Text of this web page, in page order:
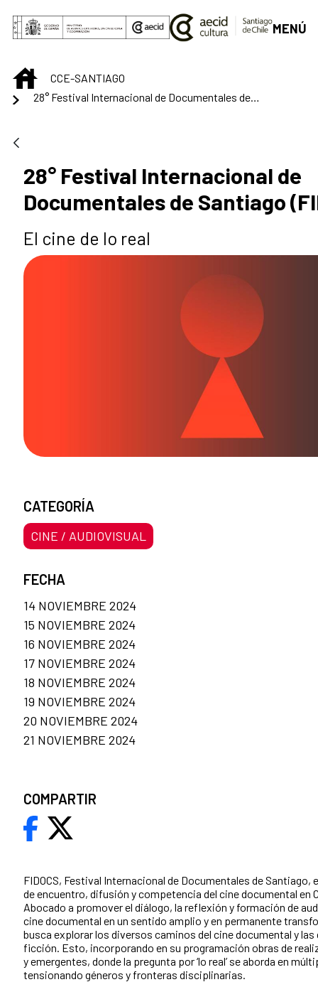
Saltar al contenido principal
MENÚ
INICIOCCE-SANTIAGO
28° Festival Internacional de Documentales de Santiago (FIDOCS)
28° Festival Internacional de
Documentales de Santiago
El cine de lo real
FIDOCS, Festival Internacional de Documentales de Santiago,
de encuentro, difusión y competencia del cine documental en
Abocado a promover el diálogo, la reflexión y formación de
cine documental en un sentido amplio y en permanente
busca explorar los diversos caminos del cine documental y las
ficción. Esto, incorporando en su programación obras de
y emergentes, donde la pregunta por ‘lo real’ se aborda en
tensionando géneros y fronteras disciplinarias.
CATEGORÍA
CINE / AUDIOVISUAL
FECHA
14 NOVIEMBRE 2024
15 NOVIEMBRE 2024
16 NOVIEMBRE 2024
17 NOVIEMBRE 2024
18 NOVIEMBRE 2024
19 NOVIEMBRE 2024
20 NOVIEMBRE 2024
21 NOVIEMBRE 2024
COMPARTIR